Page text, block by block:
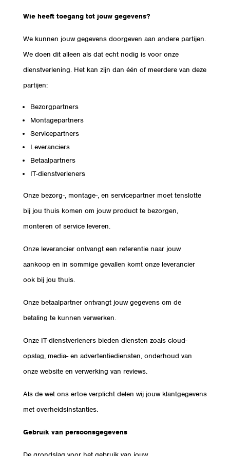
Wie heeft toegang tot jouw gegevens?
We kunnen jouw gegevens doorgeven aan andere partijen.
We doen dit alleen als dat echt nodig is voor onze
dienstverlening. Het kan zijn dan één of meerdere van deze
partijen:
Bezorgpartners
Montagepartners
Servicepartners
Leveranciers
Betaalpartners
IT-dienstverleners
Onze bezorg-, montage-, en servicepartner moet tenslotte
bij jou thuis komen om jouw product te bezorgen,
monteren of service leveren.
Onze leverancier ontvangt een referentie naar jouw
aankoop en in sommige gevallen komt onze leverancier
ook bij jou thuis.
Onze betaalpartner ontvangt jouw gegevens om de
betaling te kunnen verwerken.
Onze IT-dienstverleners bieden diensten zoals cloud-
opslag, media- en advertentiediensten, onderhoud van
onze website en verwerking van reviews.
Als de wet ons ertoe verplicht delen wij jouw klantgegevens
met overheidsinstanties.
Gebruik van persoonsgegevens